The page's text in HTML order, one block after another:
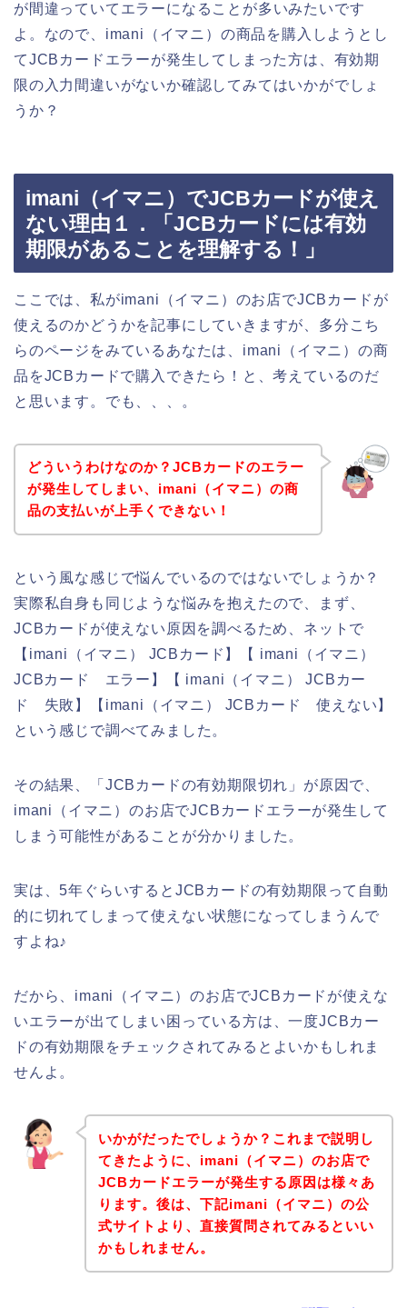
が間違っていてエラーになることが多いみたいです
よ。なので、imani（イマニ）の商品を購入しようとし
てJCBカードエラーが発生してしまった方は、有効期
限の入力間違いがないか確認してみてはいかがでしょ
うか？
imani（イマニ）でJCBカードが使え
ない理由１．「JCBカードには有効
期限があることを理解する！」
ここでは、私がimani（イマニ）のお店でJCBカードが
使えるのかどうかを記事にしていきますが、多分こち
らのページをみているあなたは、imani（イマニ）の商
品をJCBカードで購入できたら！と、考えているのだ
と思います。でも、、、。
どういうわけなのか？JCBカードのエラー
が発生してしまい、imani（イマニ）の商
品の支払いが上手くできない！
という風な感じで悩んでいるのではないでしょうか？
実際私自身も同じような悩みを抱えたので、まず、
JCBカードが使えない原因を調べるため、ネットで
【imani（イマニ） JCBカード】【 imani（イマニ）
JCBカード エラー】【 imani（イマニ） JCBカー
ド 失敗】【imani（イマニ） JCBカード 使えない】
という感じで調べてみました。
その結果、「JCBカードの有効期限切れ」が原因で、
imani（イマニ）のお店でJCBカードエラーが発生して
しまう可能性があることが分かりました。
実は、5年ぐらいするとJCBカードの有効期限って自動
的に切れてしまって使えない状態になってしまうんで
すよね♪
だから、imani（イマニ）のお店でJCBカードが使えな
いエラーが出てしまい困っている方は、一度JCBカー
ドの有効期限をチェックされてみるとよいかもしれま
せんよ。
いかがだったでしょうか？これまで説明し
てきたように、imani（イマニ）のお店で
JCBカードエラーが発生する原因は様々あ
ります。後は、下記imani（イマニ）の公
式サイトより、直接質問されてみるといい
かもしれません。